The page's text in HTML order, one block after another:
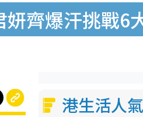
齊爆汗挑戰6
港生活人